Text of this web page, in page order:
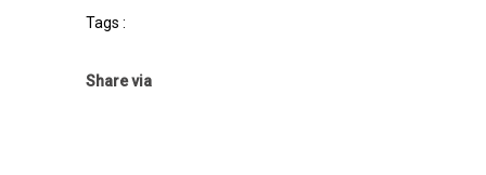
Tags :
Share via